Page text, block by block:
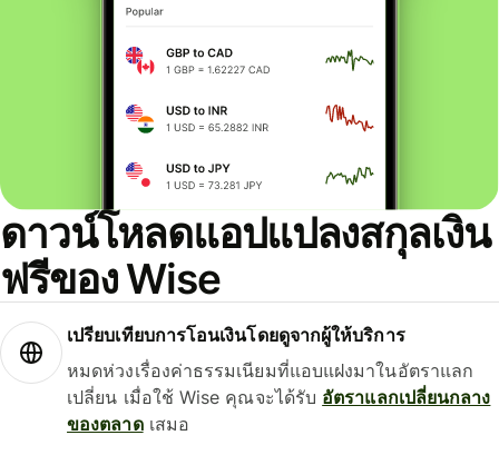
ดาวน์โหลดแอปแปลงสกุลเงิน
ฟรีของ Wise
เปรียบเทียบการโอนเงินโดยดูจากผู้ให้บริการ
หมดห่วงเรื่องค่าธรรมเนียมที่แอบแฝงมาในอัตราแลก
เปลี่ยน เมื่อใช้ Wise คุณจะได้รับ อัตราแลกเปลี่ยนกลาง
ของตลาดเสมอ